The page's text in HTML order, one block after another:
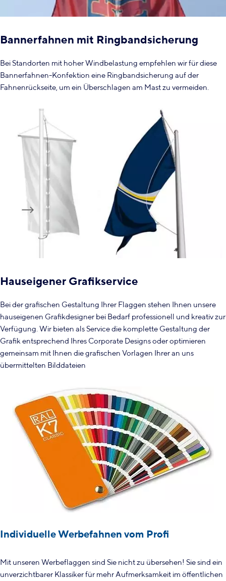
Bannerfahnen mit Ringbandsicherung
Bei Standorten mit hoher Windbelastung empfehlen wir für diese
Bannerfahnen-Konfektion eine Ringbandsicherung auf der
Fahnenrückseite, um ein Überschlagen am Mast zu vermeiden.
Hauseigener Grafikservice
Bei der grafischen Gestaltung Ihrer Flaggen stehen Ihnen unsere
hauseigenen Grafikdesigner bei Bedarf professionell und kreativ zur
Verfügung. Wir bieten als Service die komplette Gestaltung der
Grafik entsprechend Ihres Corporate Designs oder optimieren
gemeinsam mit Ihnen die grafischen Vorlagen Ihrer an uns
übermittelten Bilddateien
Individuelle Werbefahnen vom Profi
Mit unseren Werbeflaggen sind Sie nicht zu übersehen! Sie sind ein
unverzichtbarer Klassiker für mehr Aufmerksamkeit im öffentlichen